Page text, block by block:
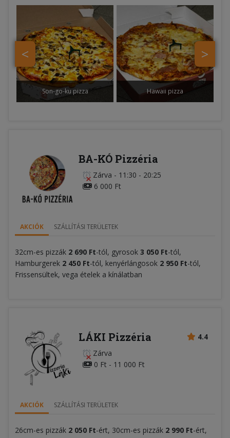
>
<
Son-go-ku pizza Hawaii pizza
BA-KÓ Pizzéria
Zárva - 11:30 - 20:25
6 000 Ft
AKCIÓK SZÁLLÍTÁSI TERÜLETEK
32cm-es pizzák 2 690 Ft-tól, gyrosok 3 050 Ft-tól,
Hamburgerek 2 450 Ft-tól, kenyérlángosok 2 950 Ft-tól,
Frissensültek, vega ételek a kínálatban
4.4
LÁKI Pizzéria
Zárva
0 Ft - 11 000 Ft
AKCIÓK SZÁLLÍTÁSI TERÜLETEK
26cm-es pizzák 2 050 Ft-ért, 30cm-es pizzák 2 990 Ft-ért,